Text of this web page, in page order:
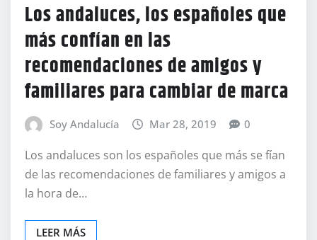
Los andaluces, los españoles que
más confían en las
recomendaciones de amigos y
familiares para cambiar de marca
Soy Andalucía Mar 28, 2019 0
Los andaluces son los españoles que más se fían
de las recomendaciones de familiares y amigos a
la hora de…
LEER MÁS